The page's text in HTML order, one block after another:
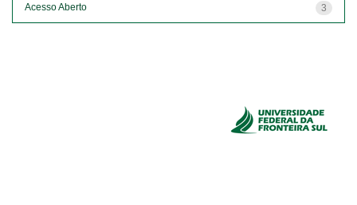
3
Acesso Aberto